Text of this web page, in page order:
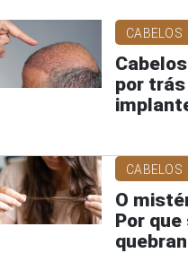
CABELOS
por trás
CABELOS
O
Por